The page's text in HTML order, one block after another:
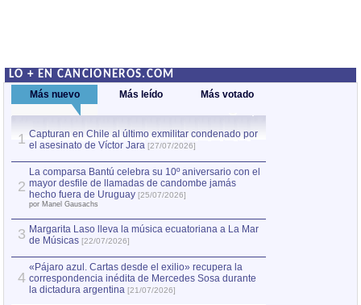
LO + EN CANCIONEROS.COM
Más nuevo Más leído Más votado
1 Capturan en Chile al último exmilitar condenado por
el asesinato de Víctor Jara [27/07/2026]
2
La comparsa Bantú celebra su 10º aniversario con el
mayor desfile de llamadas de candombe jamás
hecho fuera de Uruguay [25/07/2026]
por Manel Gausachs
3 Margarita Laso lleva la música ecuatoriana a La Mar
de Músicas [22/07/2026]
4
«Pájaro azul. Cartas desde el exilio» recupera la
correspondencia inédita de Mercedes Sosa durante
la dictadura argentina [21/07/2026]